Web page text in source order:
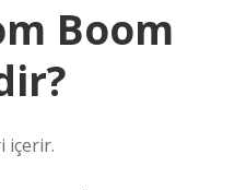
Boom
içerir.